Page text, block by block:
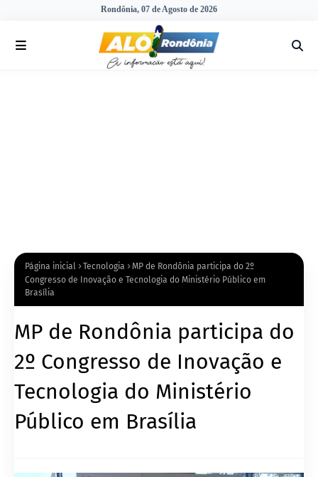
Rondônia, 07 de Agosto de 2026
Página inicial Tecnologia
MP de Rondônia participa do 2º
Congresso de Inovação e Tecnologia do Ministério Público em
Brasília
MP de Rondônia participa do
2º Congresso de Inovação e
Tecnologia do Ministério
Público em Brasília